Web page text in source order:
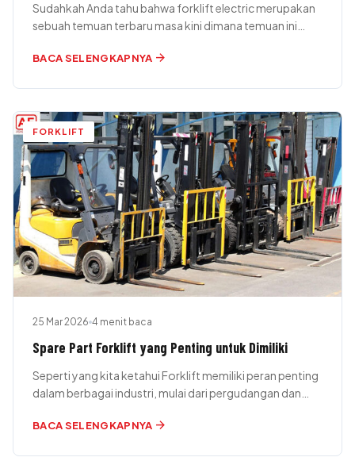
Sudahkah Anda tahu bahwa forklift electric merupakan
sebuah temuan terbaru masa kini dimana temuan ini
BACA SELENGKAPNYA arrow_forward
FORKLIFT
25 Mar 2026 4 menit baca
Spare Part Forklift yang Penting untuk Dimiliki
Seperti yang kita ketahui Forklift memiliki peran penting
dalam berbagai industri, mulai dari pergudangan dan
BACA SELENGKAPNYA arrow_forward